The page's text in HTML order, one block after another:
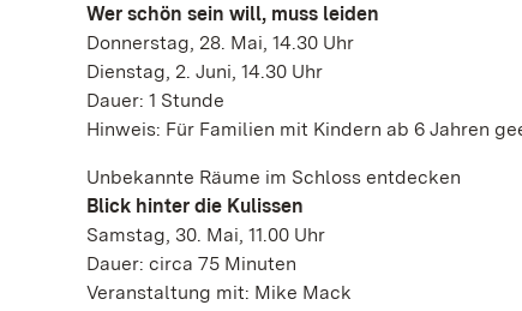
Wer schön sein will, muss leiden
Donnerstag, 28. Mai, 14.30 Uhr
Dienstag, 2. Juni, 14.30 Uhr
Dauer: 1 Stunde
Hinweis: Für Familien mit Kindern ab 6 Jahren
Unbekannte Räume im Schloss entdecken
Blick hinter die Kulissen
Samstag, 30. Mai, 11.00 Uhr
Dauer: circa 75 Minuten
Veranstaltung mit: Mike Mack